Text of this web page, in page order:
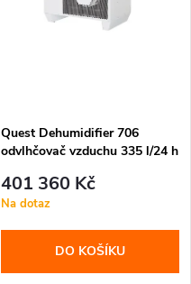
Quest Dehumidifier 706
odvlhčovač vzduchu 335 l/24 h
401 360 Kč
Na dotaz
DO KOŠÍKU